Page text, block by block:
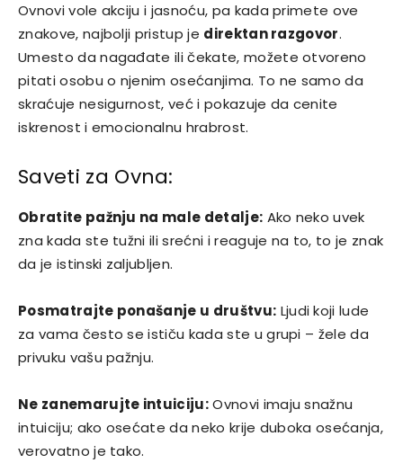
Ovnovi vole akciju i jasnoću, pa kada primete ove
znakove, najbolji pristup je direktan razgovor.
Umesto da nagađate ili čekate, možete otvoreno
pitati osobu o njenim osećanjima. To ne samo da
skraćuje nesigurnost, već i pokazuje da cenite
iskrenost i emocionalnu hrabrost.
Saveti za Ovna:
Obratite pažnju na male detalje: Ako neko uvek
zna kada ste tužni ili srećni i reaguje na to, to je znak
da je istinski zaljubljen.
Posmatrajte ponašanje u društvu: Ljudi koji lude
za vama često se ističu kada ste u grupi – žele da
privuku vašu pažnju.
Ne zanemarujte intuiciju:Ovnovi imaju snažnu
intuiciju; ako osećate da neko krije duboka osećanja,
verovatno je tako.